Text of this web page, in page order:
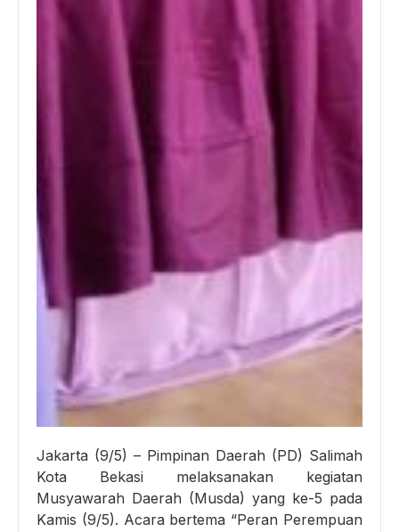
Jakarta (9/5) – Pimpinan Daerah (PD) Salimah
Kota Bekasi melaksanakan kegiatan
Musyawarah Daerah (Musda) yang ke-5 pada
Kamis (9/5). Acara bertema “Peran Perempuan